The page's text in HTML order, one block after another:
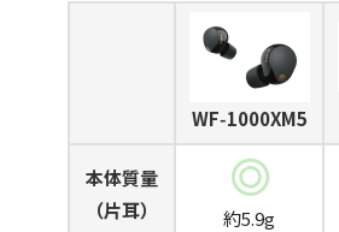
WF‑1000XM5
本体質量
（片耳）
約5.9g